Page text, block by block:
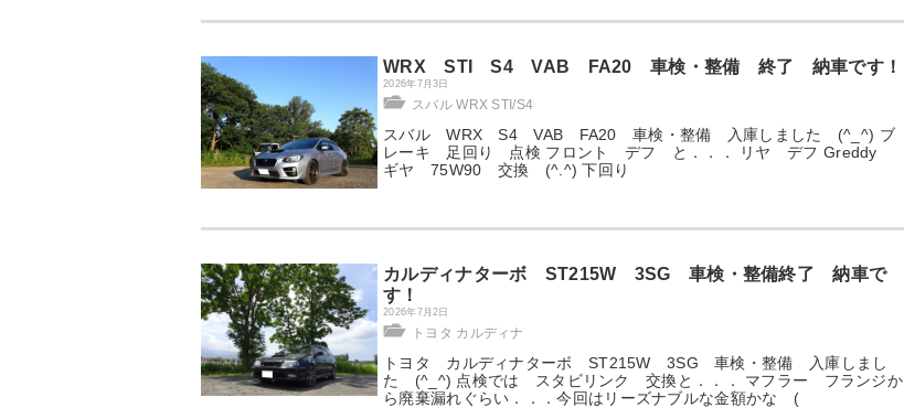
WRX STI S4 VAB FA20 車検・整備 終了 納車です！
2026年7月3日
スバル WRX STI/S4
スバル WRX S4 VAB FA20 車検・整備 入庫しました (^_^) ブ
レーキ 足回り 点検 フロント デフ と．．． リヤ デフ Greddy
ギヤ 75W90 交換 (^.^) 下回り
カルディナターボ ST215W 3SG 車検・整備終了 納車で
す！
2026年7月2日
トヨタ カルディナ
トヨタ カルディナターボ ST215W 3SG 車検・整備 入庫しまし
た (^_^) 点検では スタビリンク 交換と．．． マフラー フランジか
ら廃棄漏れぐらい．．．今回はリーズナブルな金額かな (